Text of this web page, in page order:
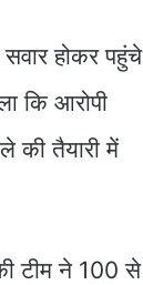
होकर पहुंचे
कि आरोपी
की तैयारी में
टीम ने 100 से